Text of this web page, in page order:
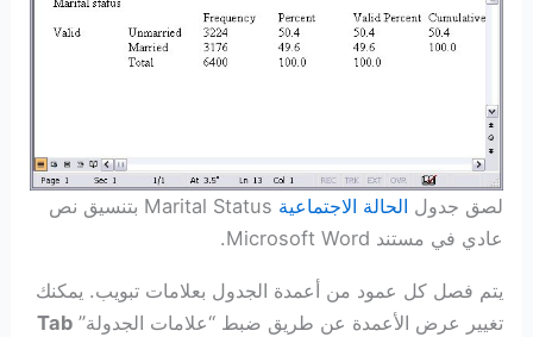
لصق جدول الحالة الاجتماعية
Marital Status بتنسيق نص
عادي في مستند Microsoft Word.
يتم فصل كل عمود من أعمدة الجدول بعلامات تبويب. يمكنك
تغيير عرض الأعمدة عن طريق ضبط “علامات الجدولة”Tab